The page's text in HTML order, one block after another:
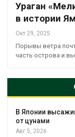
Ураган
в истории
Окт 29, 2025
Порывы ветра
часть острова и
В Японии
от цунами
Авг 5, 2026